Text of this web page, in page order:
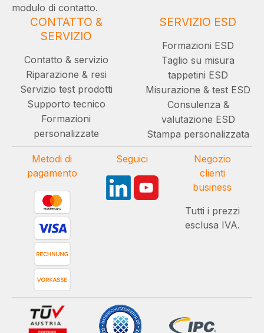
modulo di contatto.
CONTATTO &
SERVIZIO
Contatto & servizio
Riparazione & resi
Servizio test prodotti
Supporto tecnico
Formazioni
personalizzate
SERVIZIO ESD
Formazioni ESD
Taglio su misura
tappetini ESD
Misurazione & test ESD
Consulenza &
valutazione ESD
Stampa personalizzata
Metodi di
pagamento
Seguici
Negozio
clienti
business
Tutti i prezzi
esclusa IVA.